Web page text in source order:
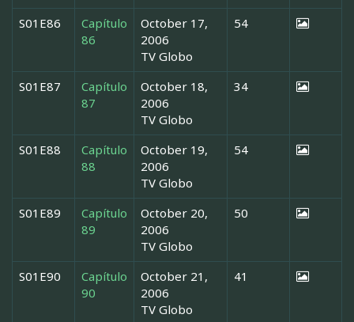
S01E86
Capítulo
86
October 17,
2006
TV Globo
54
S01E87
Capítulo
87
October 18,
2006
TV Globo
34
S01E88
Capítulo
88
October 19,
2006
TV Globo
54
S01E89
Capítulo
89
October 20,
2006
TV Globo
50
S01E90
Capítulo
90
October 21,
2006
TV Globo
41